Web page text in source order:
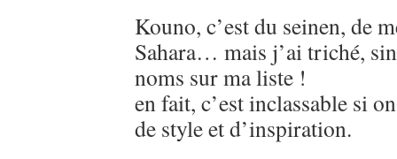
Kouno, c’est du seinen, de
Sahara… mais j’ai triché,
noms sur ma liste !
en fait, c’est inclassable si
de style et d’inspiration.